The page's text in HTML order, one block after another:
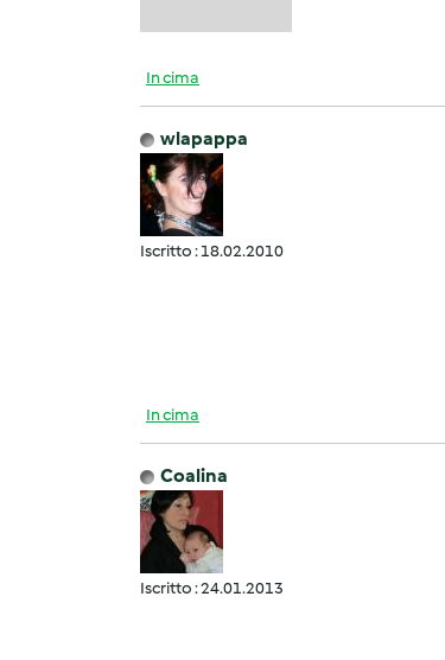
In cima
wlapappa
Iscritto : 18.02.2010
In cima
Coalina
Iscritto : 24.01.2013